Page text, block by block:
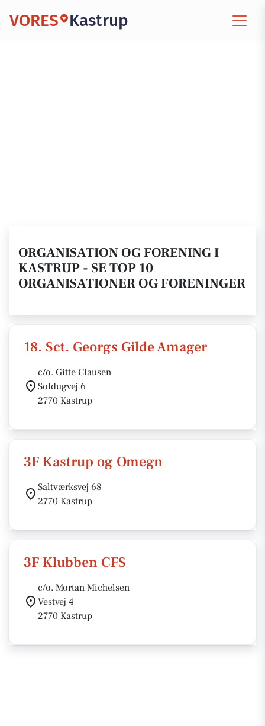
VORES Kastrup
ORGANISATION OG FORENING I
KASTRUP - SE TOP 10
ORGANISATIONER OG FORENINGER
18. Sct. Georgs Gilde Amager
c/o. Gitte Clausen
Soldugvej 6
2770 Kastrup
3F Kastrup og Omegn
Saltværksvej 68
2770 Kastrup
3F Klubben CFS
c/o. Mortan Michelsen
Vestvej 4
2770 Kastrup